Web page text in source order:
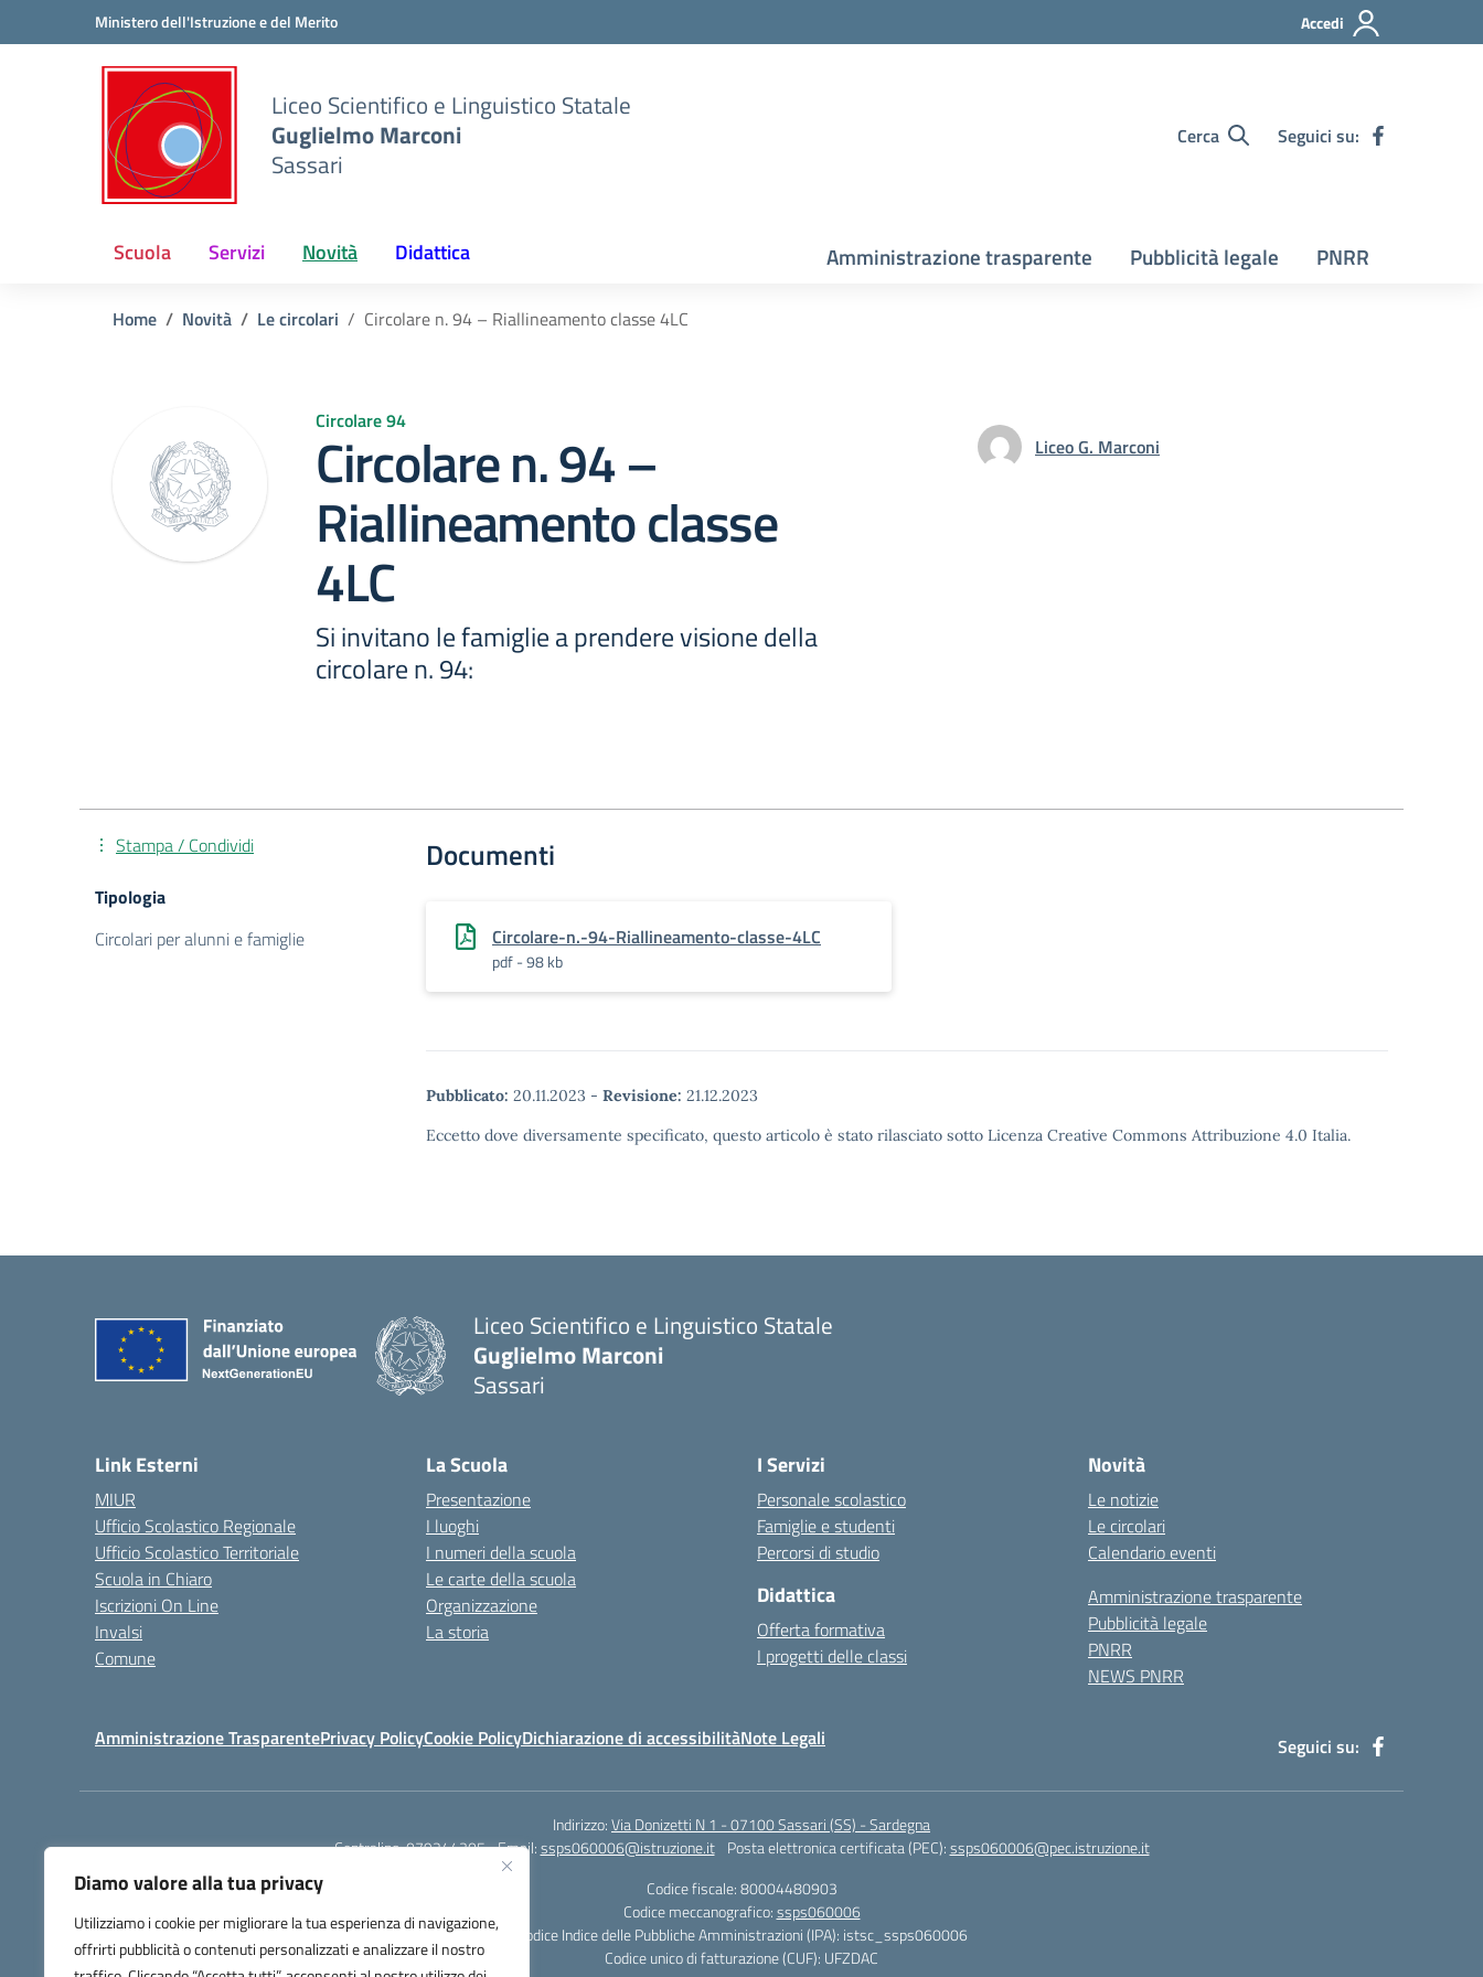
Diamo valore alla tua privacy
Utilizziamo i cookie per migliorare la tua esperienza di navigazione,
offrirti pubblicità o contenuti personalizzati e analizzare il nostro
Vai ai contenuti
Vai al menu di navigazioneMinistero dell'Istruzione e del Merito Accedi
Liceo Scientifico e Linguistico Statale
Guglielmo Marconi
Sassari
Cerca Seguici su:
Scuola Servizi Novità Didattica Amministrazione trasparente Pubblicità legale PNRR
Home Novità Le circolari Circolare n. 94 – Riallineamento classe 4LC
Circolare 94
Circolare n. 94 –
Riallineamento classe
4LC
Si invitano le famiglie a prendere visione della
circolare n. 94:
Liceo G. Marconi
Documenti
Circolare-n.-94-Riallineamento-classe-4LC
pdf - 98 kb
Pubblicato: 20.11.2023 - Revisione: 21.12.2023
Eccetto dove diversamente specificato, questo articolo è stato rilasciato sotto Licenza Creative Commons Attribuzione 4.0 Italia.
Stampa / Condividi
Tipologia
Circolari per alunni e famiglie
Liceo Scientifico e Linguistico Statale
Guglielmo Marconi
Sassari
Link Esterni
MIUR
Ufficio Scolastico Regionale
Ufficio Scolastico Territoriale
Scuola in Chiaro
Iscrizioni On Line
Invalsi
Comune
La Scuola
Presentazione
I luoghi
I numeri della scuola
Le carte della scuola
Organizzazione
La storia
I Servizi
Personale scolastico
Famiglie e studenti
Percorsi di studio
Didattica
Offerta formativa
I progetti delle classi
Novità
Le notizie
Le circolari
Calendario eventi
Amministrazione trasparente
Pubblicità legale
PNRR
NEWS PNRR
Amministrazione TrasparentePrivacy PolicyCookie PolicyDichiarazione di accessibilitàNote Legali Seguici su:
Indirizzo:Via Donizetti N 1 - 07100 Sassari (SS) - Sardegna
Centralino:079244305 Email:ssps060006@istruzione.it Posta elettronica certificata (PEC):ssps060006@pec.istruzione.it
Codice fiscale: 80004480903
Codice meccanografico:ssps060006
Codice Indice delle Pubbliche Amministrazioni (IPA): istsc_ssps060006
Codice unico di fatturazione (CUF): UFZDAC